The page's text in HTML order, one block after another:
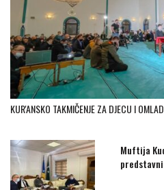
KUR'ANSKO TAKMIČENJE ZA DJECU I
Muftija